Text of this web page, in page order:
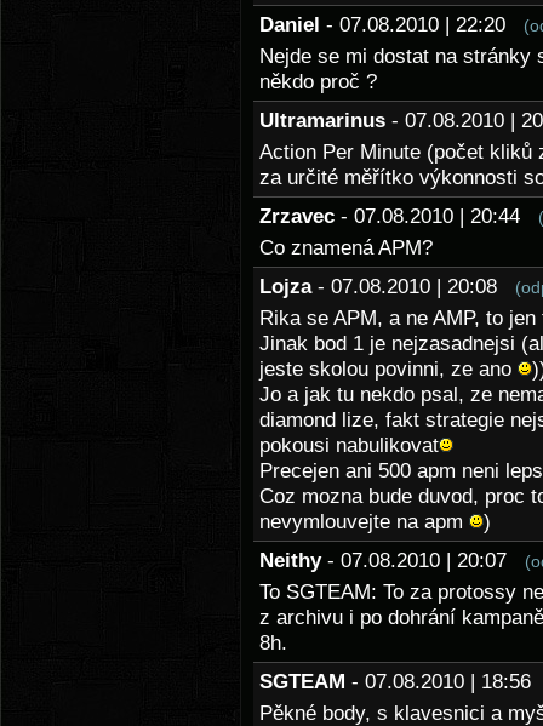
Daniel - 07.08.2010 | 22:20
Nejde se mi dostat na stránky
někdo proč ?
Ultramarinus - 07.08.2010 |
Action Per Minute (počet kliků
za určité měřítko výkonnosti
Zrzavec - 07.08.2010 | 20:44
Co znamená APM?
Lojza - 07.08.2010 | 20:08
Rika se APM, a ne AMP, to
Jinak bod 1 je nejzasadnejsi
jeste skolou povinni, ze ano
Jo a jak tu nekdo psal, ze
diamond lize, fakt strategie
pokousi nabulikovat
Precejen ani 500 apm neni
Coz mozna bude duvod, proc
nevymlouvejte na apm
)
Neithy - 07.08.2010 | 20:07
To SGTEAM: To za protossy
z archivu i po dohrání
8h.
SGTEAM - 07.08.2010 |
Pěkné body, s klavesnici a